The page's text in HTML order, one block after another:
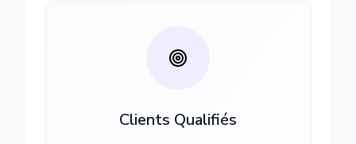
Clients Qualifiés